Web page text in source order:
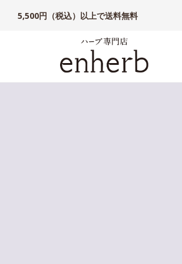
5,500円（税込）以上で送料無料